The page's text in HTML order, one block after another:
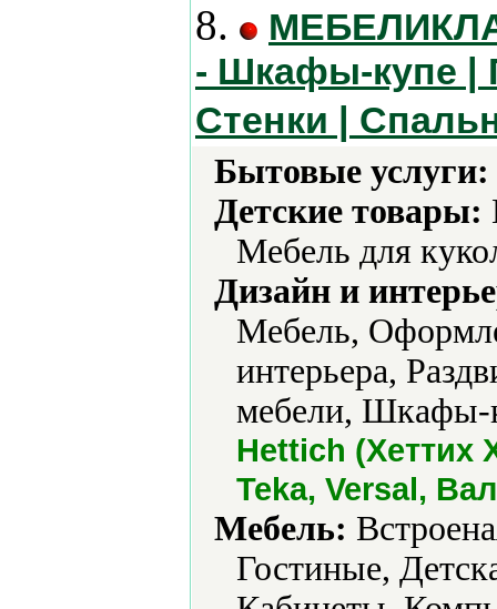
8.
- Шкафы-купе |
Стенки |
Бытовые услуги:
Детские товары:
Мебель для
Дизайн и
Мебель,
интерьера,
мебели, Шкафы-
Hettich (Хеттих
Teka, Versal,
Мебель:
Гостиные,